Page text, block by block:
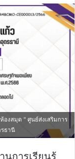
องสมุด " ศูนย์ส่งเสริมการ
รธานี
การเรียนรู้